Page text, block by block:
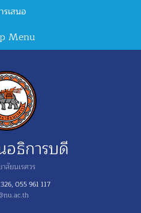
เรศวร
ปรแกรม
เรศวร
งบริการ
และการ
จาะจง
เรศวร
รเสนอ
กษาระบบ
งข้อมูล
ทยาลัย
งบริการ
Menu
อธิการบดี
ลัยนเรศวร
055 961 117